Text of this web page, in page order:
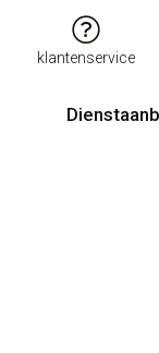
klantenservice